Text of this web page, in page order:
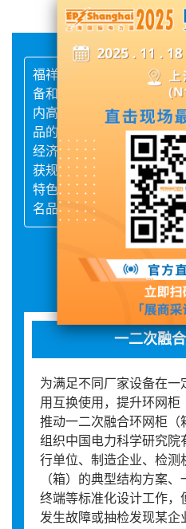
福祥瑞特电气是一家以强
备和健全的检测程序及检
内高压电力机械五防联锁
品的关键核心制造技术，
经济化高压电力系列产品
获规模和效益的快速发展
特色的企业文化，全力打
名品牌，积极为国家智能
展品
一二次融
为满足不同厂家设备在一
用互换使用，提升环网柜
推动一二次融合环网柜（
组织中国电力科学研究院
行单位、制造企业、检测
（箱）的典型结构方案
终端等标准化设计工作，
发生故障或抽检发现某企